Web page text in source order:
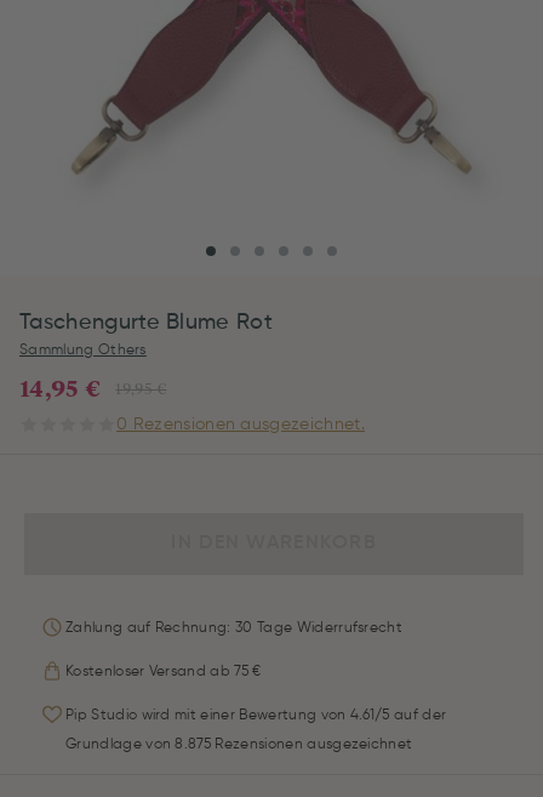
Taschengurte Blume Rot
Sammlung Others
19,95 €
14,95 €
0 Rezensionen ausgezeichnet.
Zahlung auf Rechnung: 30 Tage Widerrufsrecht
Kostenloser Versand ab 75 €
Pip Studio wird mit einer Bewertung von 4.61/5 auf der
Grundlage von 8.875 Rezensionen ausgezeichnet